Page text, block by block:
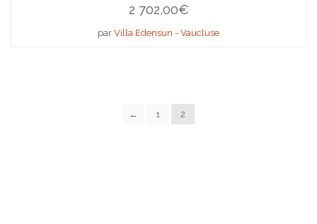
2 702,00€
par Villa Edensun - Vaucluse
← 1 2